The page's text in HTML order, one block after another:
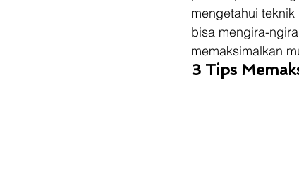
mengetahui
bisa mengira-
memaksimalkan
3 Tips